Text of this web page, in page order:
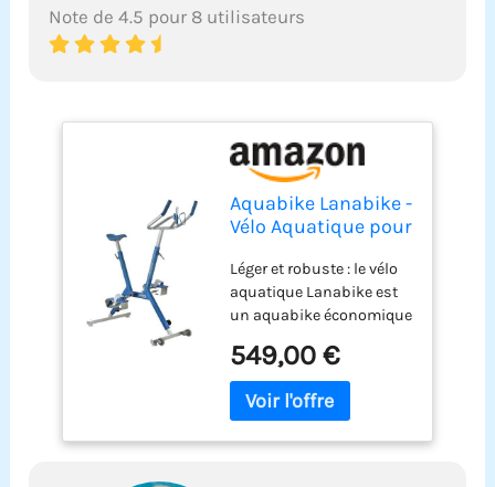
Note de 4.5 pour 8 utilisateurs
Aquabike Lanabike -
Vélo Aquatique pour
Bassin - Selle
Ergonomique -
Guidon Sport -
Pédales
Antidérapantes -
Réglages Click &
Turn - Bleu -
Waterflex, Large,
Léger et robuste : le vélo
aquatique Lanabike est
un aquabike économique
pratiquer seul ou en
famille ou en semi-pro.
Sa légèreté en fait un vélo
549,00 €